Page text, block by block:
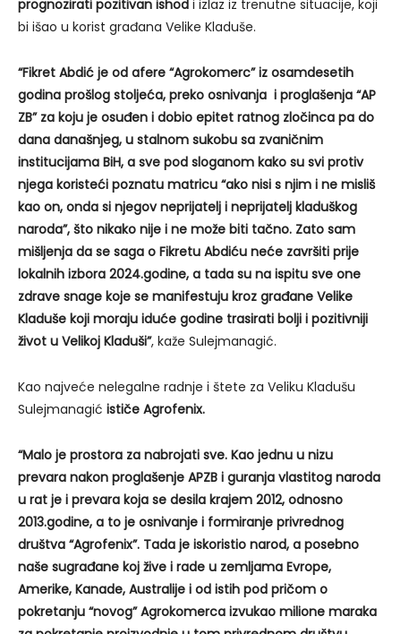
prognozirati pozitivan ishod i izlaz iz trenutne situacije, koji
bi išao u korist građana Velike Kladuše.
“Fikret Abdić je od afere “Agrokomerc” iz osamdesetih
godina prošlog stoljeća, preko osnivanja i proglašenja “AP
ZB” za koju je osuđen i dobio epitet ratnog zločinca pa do
dana današnjeg, u stalnom sukobu sa zvaničnim
institucijama BiH, a sve pod sloganom kako su svi protiv
njega koristeći poznatu matricu “ako nisi s njim i ne misliš
kao on, onda si njegov neprijatelj i neprijatelj kladuškog
naroda”, što nikako nije i ne može biti tačno. Zato sam
mišljenja da se saga o Fikretu Abdiću neće završiti prije
lokalnih izbora 2024.godine, a tada su na ispitu sve one
zdrave snage koje se manifestuju kroz građane Velike
Kladuše koji moraju iduće godine trasirati bolji i pozitivniji
život u Velikoj Kladuši”, kaže Sulejmanagić.
Kao najveće nelegalne radnje i štete za Veliku Kladušu
Sulejmanagić ističe Agrofenix.
“Malo je prostora za nabrojati sve. Kao jednu u nizu
prevara nakon proglašenje APZB i guranja vlastitog naroda
u rat je i prevara koja se desila krajem 2012, odnosno
2013.godine, a to je osnivanje i formiranje privrednog
društva “Agrofenix”. Tada je iskoristio narod, a posebno
naše sugrađane koj žive i rade u zemljama Evrope,
Amerike, Kanade, Australije i od istih pod pričom o
pokretanju “novog” Agrokomerca izvukao milione maraka